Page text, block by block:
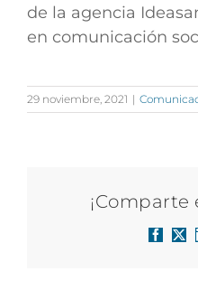
de la agencia
en comunicación
29 noviembre, 2021 |
¡Comparte
X